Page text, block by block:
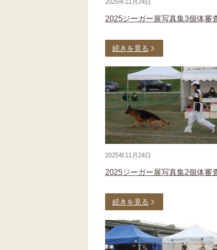
2025年11月24日
2025ジーガー展写真集3個体審
続きを見る
2025年11月24日
2025ジーガー展写真集2個体審
続きを見る